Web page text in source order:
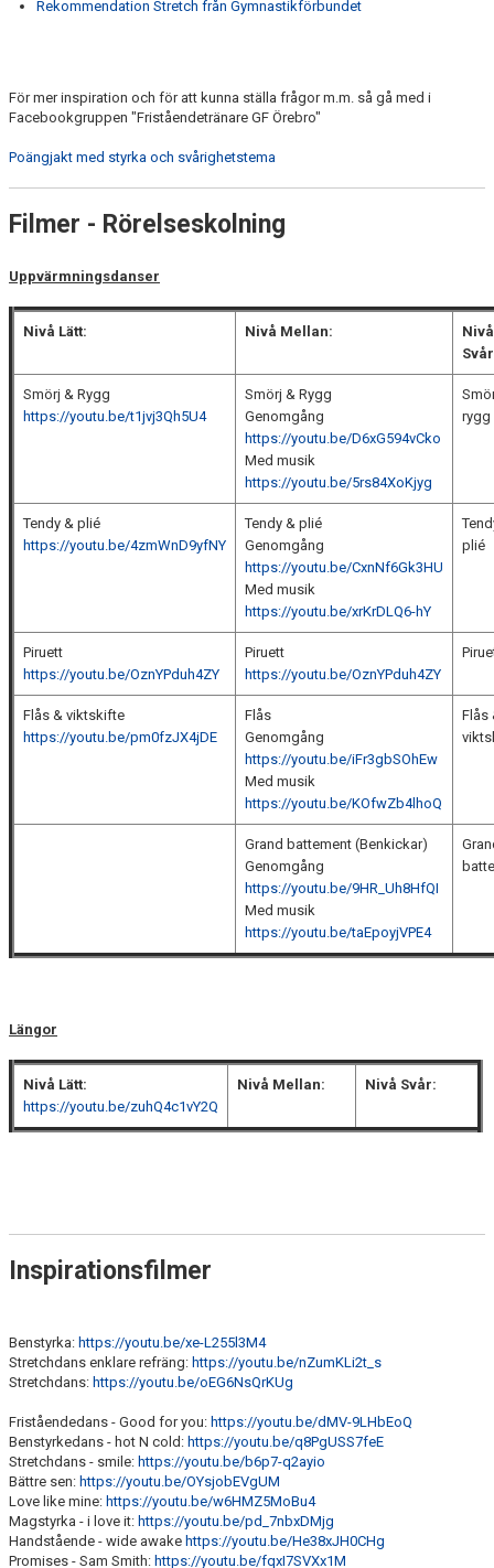
Rekommendation Stretch från Gymnastikförbundet
För mer inspiration och för att kunna ställa frågor m.m. så gå med i
Facebookgruppen "Friståendetränare GF Örebro"
Poängjakt med styrka och svårighetstema
Filmer - Rörelseskolning
Uppvärmningsdanser
Nivå Lätt: Nivå Mellan:
Nivå
Smörj & Rygg
https://youtu.be/t1jvj3Qh5U4
Smörj & Rygg
Genomgång
https://youtu.be/D6xG594vCko
Med musik
https://youtu.be/5rs84XoKjyg
rygg
Tendy & plié
https://youtu.be/4zmWnD9yfNY
Tendy & plié
Genomgång
https://youtu.be/CxnNf6Gk3HU
Med musik
https://youtu.be/xrKrDLQ6-hY
plié
Piruett
https://youtu.be/OznYPduh4ZY
Piruett
https://youtu.be/OznYPduh4ZY
Flås & viktskifte
https://youtu.be/pm0fzJX4jDE
Flås
Genomgång
https://youtu.be/iFr3gbSOhEw
Med musik
https://youtu.be/KOfwZb4lhoQ
Flås
Grand battement (Benkickar)
Genomgång
https://youtu.be/9HR_Uh8HfQI
Med musik
https://youtu.be/taEpoyjVPE4
Längor
Nivå Lätt:
https://youtu.be/zuhQ4c1vY2Q
Nivå Mellan: Nivå Svår:
Inspirationsfilmer
Benstyrka: https://youtu.be/xe-L255l3M4
Stretchdans enklare refräng: https://youtu.be/nZumKLi2t_s
Stretchdans: https://youtu.be/oEG6NsQrKUg
Friståendedans - Good for you: https://youtu.be/dMV-9LHbEoQ
Benstyrkedans - hot N cold: https://youtu.be/q8PgUSS7feE
Stretchdans - smile: https://youtu.be/b6p7-q2ayio
Bättre sen: https://youtu.be/OYsjobEVgUM
Love like mine: https://youtu.be/w6HMZ5MoBu4
Magstyrka - i love it: https://youtu.be/pd_7nbxDMjg
Handstående - wide awake https://youtu.be/He38xJH0CHg
Promises - Sam Smith: https://youtu.be/fqxI7SVXx1M